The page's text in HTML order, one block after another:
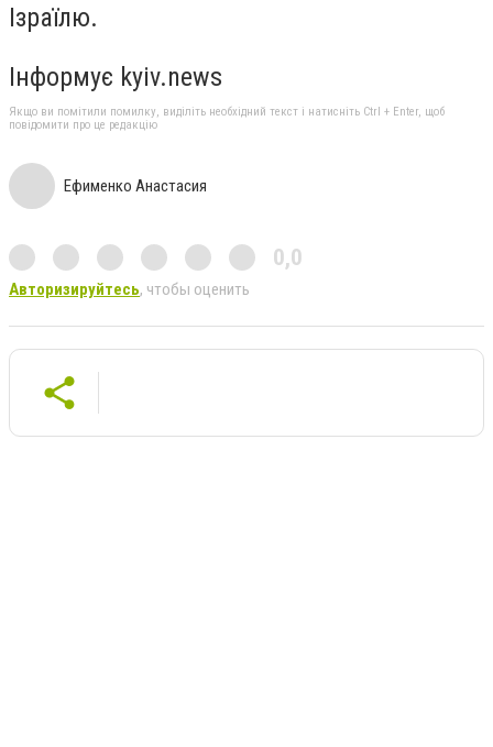
Ізраїлю.
Інформує kyiv.news
Якщо ви помітили помилку, виділіть необхідний текст і натисніть Ctrl + Enter, щоб
повідомити про це редакцію
Ефименко Анастасия
0,0
Авторизируйтесь, чтобы оценить